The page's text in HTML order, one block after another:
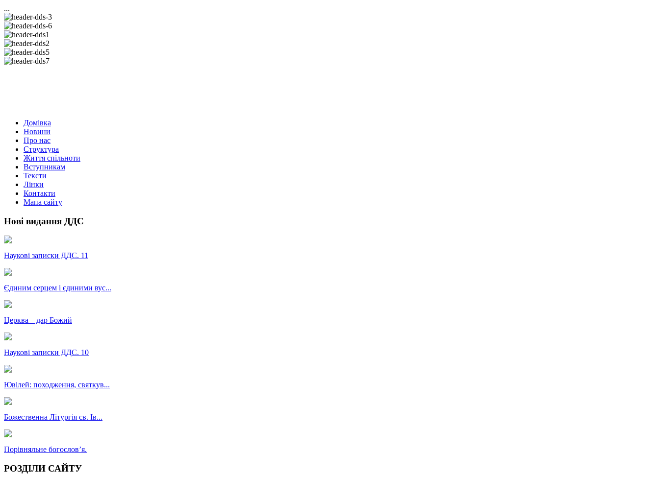
...
Домівка
Новини
Про нас
Структура
Життя спільноти
Вступникам
Тексти
Лінки
Контакти
Мапа сайту
Нові видання ДДС
Наукові записки ДДС. 11
Єдиним серцем і єдиними вус...
Церква – дар Божий
Наукові записки ДДС. 10
Ювілей: походження, святкув...
Божественна Літургія св. Ів...
Порівняльне богословʼя.
РОЗДІЛИ САЙТУ